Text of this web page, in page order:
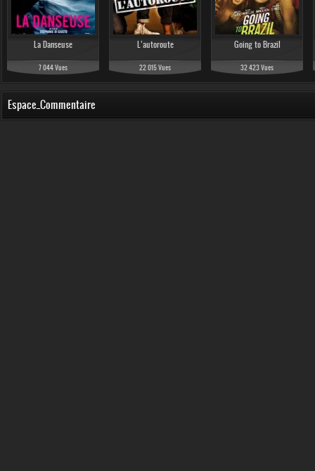
La Danseuse
7 044 Vues
L’autoroute
22 015 Vues
Going to Brazil
32 423 Vues
Espace_Commentaire